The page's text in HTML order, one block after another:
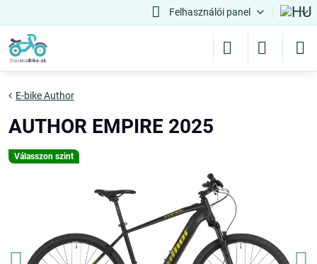
Felhasználói panel
Válasszon szint
E-bike Author
AUTHOR EMPIRE 2025